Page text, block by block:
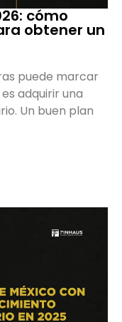
cómo
obtener un
puede marcar
adquirir una
Un buen plan